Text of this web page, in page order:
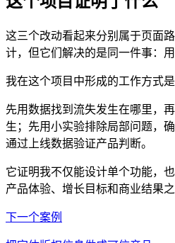
这三个改动看起来分别属于页面
计，但它们解决的是同一件事：
我在这个项目中形成的工作方式是
先用数据找到流失发生在哪里，
生；先用小实验排除局部问题，
通过上线数据验证产品判断。
它证明我不仅能设计单个功能，
产品体验、增长目标和商业结果
下一个案例